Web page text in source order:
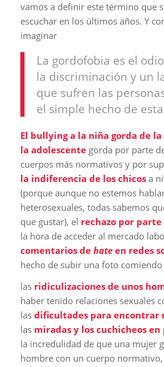
vamos a definir este término que
escuchar en los últimos años. Y
imaginar
La gordofobia es el
la discriminación y un
que sufren las
el simple hecho de
El bullying a la niña gorda de la
la adolescentegorda por parte
cuerpos más normativos y por
la indiferencia de los chicosa
(porque aunque no estemos
heterosexuales, todas sabemos
que gustar), el rechazo por parte
la hora de acceder al mercado
comentarios de hate en redes
hecho de subir una foto
las ridiculizaciones de unos
haber tenido relaciones sexuales
las dificultades para encontrar
las miradas y los cuchicheos
la incredulidad de que una mujer
hombre con un cuerpo normativo,